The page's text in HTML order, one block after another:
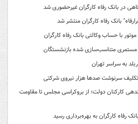
در بانک رفاه کارگران غیرحضوری شد
بانک رفاه کارگران منتشر شد
با حساب وکالتی بانک رفاه کارگران
مستمری متناسب‌سازی شده بازنشستگان
به سراسر تهران
سرنوشت صدها هزار نیروی شرکتی
کارکنان دولت؛ از بروکراسی مجلس تا مقاومت
رفاه کارگران به بهره‌برداری رسید